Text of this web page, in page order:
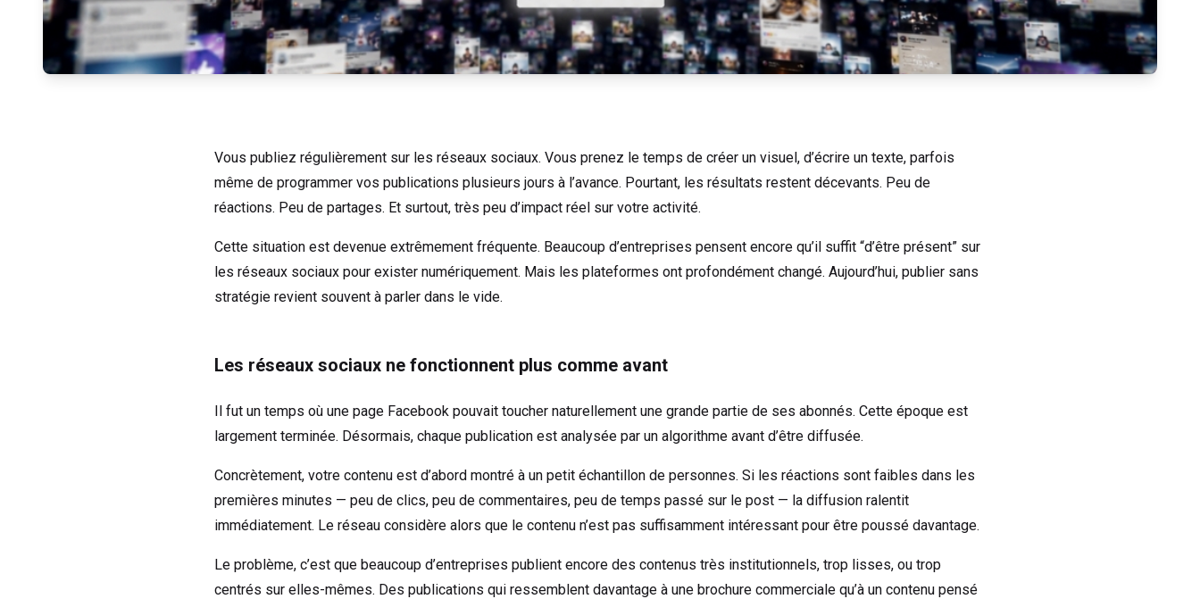
Vous publiez régulièrement sur les réseaux sociaux. Vous prenez le temps de créer un visuel, d’écrire un texte, parfois
même de programmer vos publications plusieurs jours à l’avance. Pourtant, les résultats restent décevants. Peu de
réactions. Peu de partages. Et surtout, très peu d’impact réel sur votre activité.
Cette situation est devenue extrêmement fréquente. Beaucoup d’entreprises pensent encore qu’il suffit “d’être présent” sur
les réseaux sociaux pour exister numériquement. Mais les plateformes ont profondément changé. Aujourd’hui, publier sans
stratégie revient souvent à parler dans le vide.
Les réseaux sociaux ne fonctionnent plus comme avant
Il fut un temps où une page Facebook pouvait toucher naturellement une grande partie de ses abonnés. Cette époque est
largement terminée. Désormais, chaque publication est analysée par un algorithme avant d’être diffusée.
Concrètement, votre contenu est d’abord montré à un petit échantillon de personnes. Si les réactions sont faibles dans les
premières minutes — peu de clics, peu de commentaires, peu de temps passé sur le post — la diffusion ralentit
immédiatement. Le réseau considère alors que le contenu n’est pas suffisamment intéressant pour être poussé davantage.
Le problème, c’est que beaucoup d’entreprises publient encore des contenus très institutionnels, trop lisses, ou trop
centrés sur elles-mêmes. Des publications qui ressemblent davantage à une brochure commerciale qu’à un contenu pensé